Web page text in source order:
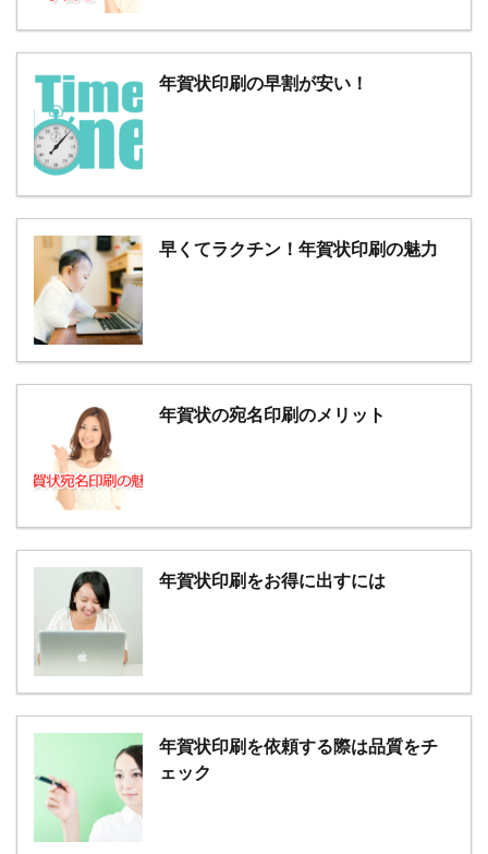
年賀状印刷の早割が安い！
早くてラクチン！年賀状印刷の魅力
年賀状の宛名印刷のメリット
年賀状印刷をお得に出すには
年賀状印刷を依頼する際は品質をチ
ェック